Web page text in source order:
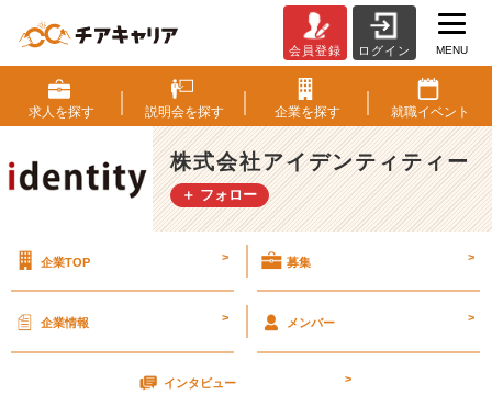
イ
デ
ン
テ
ィ
テ
イ
ー
ン
会員登録 ログイン MENU
求人を探す 説明会を探す 企業を探す 就職イベント
株式会社アイデンティティー
＋ フォロー
企業TOP > 募集 >
企業情報 > メンバー >
インタビュー >